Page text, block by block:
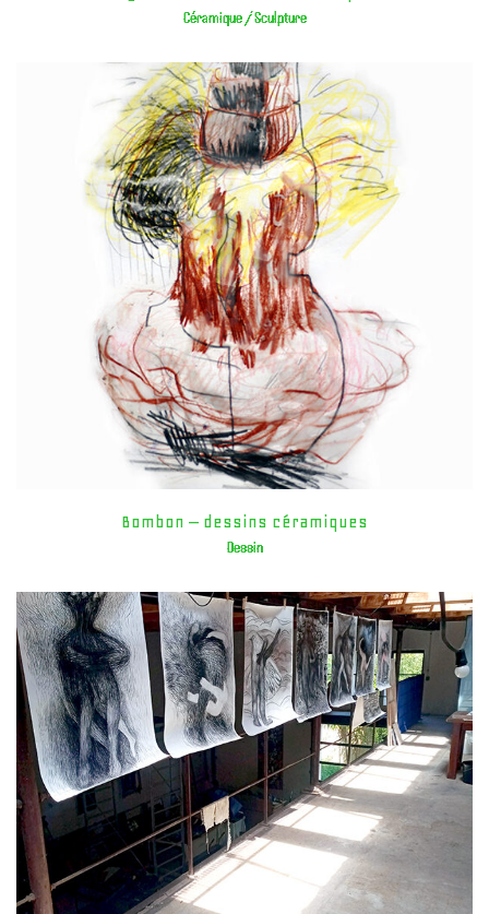
Céramique / Sculpture
Bombon – dessins céramiques
Dessin